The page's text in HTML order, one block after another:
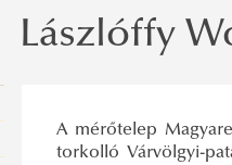
Lászlóffy
A mérőtelep
torkolló Várvölgyi-